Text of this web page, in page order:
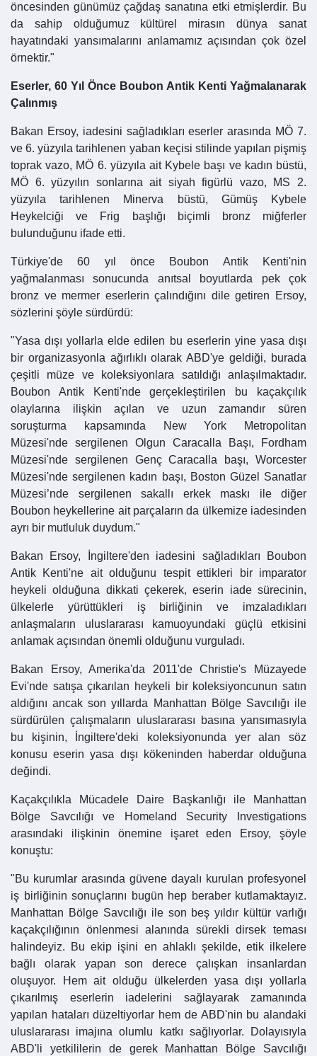
öncesinden günümüz çağdaş sanatına etki etmişlerdir. Bu
da sahip olduğumuz kültürel mirasın dünya sanat
hayatındaki yansımalarını anlamamız açısından çok özel
örnektir."
Eserler, 60 Yıl Önce Boubon Antik Kenti Yağmalanarak
Çalınmış
Bakan Ersoy, iadesini sağladıkları eserler arasında MÖ 7.
ve 6. yüzyıla tarihlenen yaban keçisi stilinde yapılan pişmiş
toprak vazo, MÖ 6. yüzyıla ait Kybele başı ve kadın büstü,
MÖ 6. yüzyılın sonlarına ait siyah figürlü vazo, MS 2.
yüzyıla tarihlenen Minerva büstü, Gümüş Kybele
Heykelciği ve Frig başlığı biçimli bronz miğferler
bulunduğunu ifade etti.
Türkiye'de 60 yıl önce Boubon Antik Kenti'nin
yağmalanması sonucunda anıtsal boyutlarda pek çok
bronz ve mermer eserlerin çalındığını dile getiren Ersoy,
sözlerini şöyle sürdürdü:
"Yasa dışı yollarla elde edilen bu eserlerin yine yasa dışı
bir organizasyonla ağırlıklı olarak ABD'ye geldiği, burada
çeşitli müze ve koleksiyonlara satıldığı anlaşılmaktadır.
Boubon Antik Kenti'nde gerçekleştirilen bu kaçakçılık
olaylarına ilişkin açılan ve uzun zamandır süren
soruşturma kapsamında New York Metropolitan
Müzesi'nde sergilenen Olgun Caracalla Başı, Fordham
Müzesi'nde sergilenen Genç Caracalla başı, Worcester
Müzesi'nde sergilenen kadın başı, Boston Güzel Sanatlar
Müzesi’nde sergilenen sakallı erkek maskı ile diğer
Boubon heykellerine ait parçaların da ülkemize iadesinden
ayrı bir mutluluk duydum."
Bakan Ersoy, İngiltere'den iadesini sağladıkları Boubon
Antik Kenti'ne ait olduğunu tespit ettikleri bir imparator
heykeli olduğuna dikkati çekerek, eserin iade sürecinin,
ülkelerle yürüttükleri iş birliğinin ve imzaladıkları
anlaşmaların uluslararası kamuoyundaki güçlü etkisini
anlamak açısından önemli olduğunu vurguladı.
Bakan Ersoy, Amerika'da 2011'de Christie's Müzayede
Evi'nde satışa çıkarılan heykeli bir koleksiyoncunun satın
aldığını ancak son yıllarda Manhattan Bölge Savcılığı ile
sürdürülen çalışmaların uluslararası basına yansımasıyla
bu kişinin, İngiltere'deki koleksiyonunda yer alan söz
konusu eserin yasa dışı kökeninden haberdar olduğuna
değindi.
Kaçakçılıkla Mücadele Daire Başkanlığı ile Manhattan
Bölge Savcılığı ve Homeland Security Investigations
arasındaki ilişkinin önemine işaret eden Ersoy, şöyle
konuştu:
"Bu kurumlar arasında güvene dayalı kurulan profesyonel
iş birliğinin sonuçlarını bugün hep beraber kutlamaktayız.
Manhattan Bölge Savcılığı ile son beş yıldır kültür varlığı
kaçakçılığının önlenmesi alanında sürekli dirsek teması
halindeyiz. Bu ekip işini en ahlaklı şekilde, etik ilkelere
bağlı olarak yapan son derece çalışkan insanlardan
oluşuyor. Hem ait olduğu ülkelerden yasa dışı yollarla
çıkarılmış eserlerin iadelerini sağlayarak zamanında
yapılan hataları düzeltiyorlar hem de ABD'nin bu alandaki
uluslararası imajına olumlu katkı sağlıyorlar. Dolayısıyla
ABD'li yetkililerin de gerek Manhattan Bölge Savcılığı